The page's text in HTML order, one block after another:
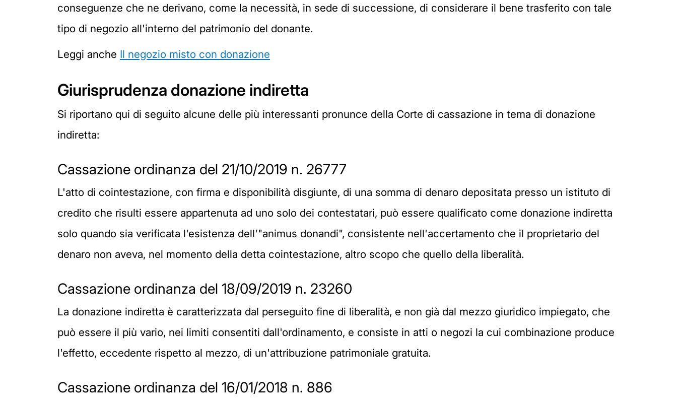
conseguenze che ne derivano, come la necessità, in sede di successione, di considerare il bene trasferito con tale
tipo di negozio all'interno del patrimonio del donante.
Leggi anche Il negozio misto con donazione
Giurisprudenza donazione indiretta
Si riportano qui di seguito alcune delle più interessanti pronunce della Corte di cassazione in tema di donazione
indiretta:
Cassazione ordinanza del 21/10/2019 n. 26777
L'atto di cointestazione, con firma e disponibilità disgiunte, di una somma di denaro depositata presso un istituto di
credito che risulti essere appartenuta ad uno solo dei contestatari, può essere qualificato come donazione indiretta
solo quando sia verificata l'esistenza dell'"animus donandi", consistente nell'accertamento che il proprietario del
denaro non aveva, nel momento della detta cointestazione, altro scopo che quello della liberalità.
Cassazione ordinanza del 18/09/2019 n. 23260
La donazione indiretta è caratterizzata dal perseguito fine di liberalità, e non già dal mezzo giuridico impiegato, che
può essere il più vario, nei limiti consentiti dall'ordinamento, e consiste in atti o negozi la cui combinazione produce
l'effetto, eccedente rispetto al mezzo, di un'attribuzione patrimoniale gratuita.
Cassazione ordinanza del 16/01/2018 n. 886